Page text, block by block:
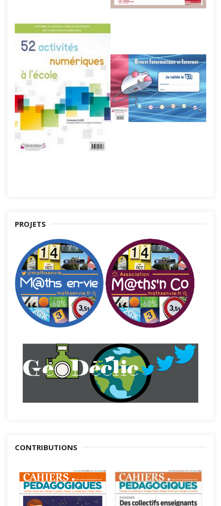
PROJETS
CONTRIBUTIONS